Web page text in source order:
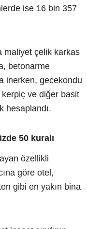
ise 16 bin 357
maliyet çelik karkas
betonarme
inerken, gecekondu
kerpiç ve diğer basit
hesaplandı.
50 kuralı
özellikli
göre otel,
gibi en yakın bina